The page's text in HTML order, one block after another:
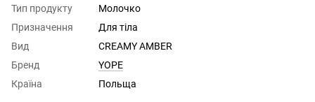
Тип продукту
Молочко
Призначення
Для тіла
Вид
CREAMY AMBER
Бренд
YOPE
Країна
Польща